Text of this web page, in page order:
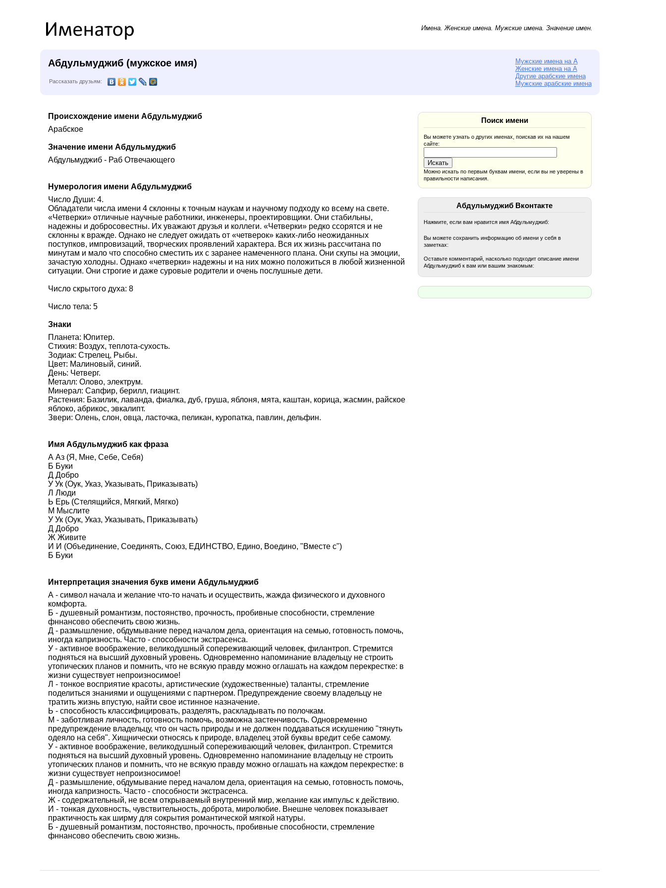
Имена.Женские имена.Мужские имена. Значение имен.
Абдульмуджиб (мужское имя)
Мужские имена на А
Женские имена на А
Другие арабские имена
Мужские арабские имена
Рассказать друзьям:
Происхождение имени Абдульмуджиб
Арабское
Значение имени Абдульмуджиб
Абдульмуджиб - Раб Отвечающего
Нумерология имени Абдульмуджиб
Число Души: 4.
Обладатели числа имени 4 склонны к точным наукам и научному подходу ко всему на свете.
«Четверки» отличные научные работники, инженеры, проектировщики. Они стабильны,
надежны и добросовестны. Их уважают друзья и коллеги. «Четверки» редко ссорятся и не
склонны к вражде. Однако не следует ожидать от «четверок» каких-либо неожиданных
поступков, импровизаций, творческих проявлений характера. Вся их жизнь рассчитана по
минутам и мало что способно сместить их с заранее намеченного плана. Они скупы на эмоции,
зачастую холодны. Однако «четверки» надежны и на них можно положиться в любой жизненной
ситуации. Они строгие и даже суровые родители и очень послушные дети.
Число скрытого духа: 8
Число тела: 5
Знаки
Планета: Юпитер.
Стихия: Воздух, теплота-сухость.
Зодиак: Стрелец, Рыбы.
Цвет: Малиновый, синий.
День: Четверг.
Металл: Олово, электрум.
Минерал: Сапфир, берилл, гиацинт.
Растения: Базилик, лаванда, фиалка, дуб, груша, яблоня, мята, каштан, корица, жасмин, райское
яблоко, абрикос, эвкалипт.
Звери: Олень, слон, овца, ласточка, пеликан, куропатка, павлин, дельфин.
Имя Абдульмуджиб как фраза
А Аз (Я, Мне, Себе, Себя)
Б Буки
Д Добро
У Ук (Оук, Указ, Указывать, Приказывать)
Л Люди
Ь Ерь (Стелящийся, Мягкий, Мягко)
М Мыслите
У Ук (Оук, Указ, Указывать, Приказывать)
Д Добро
Ж Живите
И И (Объединение, Соединять, Союз, ЕДИНСТВО, Едино, Воедино, "Вместе с")
Б Буки
Интерпретация значения букв имени Абдульмуджиб
А - символ начала и желание что-то начать и осуществить, жажда физического и духовного
комфорта.
Б - душевный романтизм, постоянство, прочность, пробивные способности, стремление
фннансово обеспечить свою жизнь.
Д - размышление, обдумывание перед началом дела, ориентация на семью, готовность помочь,
иногда капризность. Часто - способности экстрасенса.
У - активное воображение, великодушный сопереживающий человек, филантроп. Стремится
подняться на высший духовный уровень. Одновременно напоминание владельцу не строить
утопических планов и помнить, что не всякую правду можно оглашать на каждом перекрестке: в
жизни существует непроизносимое!
Л - тонкое восприятие красоты, артистические (художественные) таланты, стремление
поделиться знаниями и ощущениями с партнером. Предупреждение своему владельцу не
тратить жизнь впустую, найти свое истинное назначение.
Ь - способность классифицировать, разделять, раскладывать по полочкам.
М - заботливая личность, готовность помочь, возможна застенчивость. Одновременно
предупреждение владельцу, что он часть природы и не должен поддаваться искушению "тянуть
одеяло на себя". Хищнически относясь к природе, владелец этой буквы вредит себе самому.
У - активное воображение, великодушный сопереживающий человек, филантроп. Стремится
подняться на высший духовный уровень. Одновременно напоминание владельцу не строить
утопических планов и помнить, что не всякую правду можно оглашать на каждом перекрестке: в
жизни существует непроизносимое!
Д - размышление, обдумывание перед началом дела, ориентация на семью, готовность помочь,
иногда капризность. Часто - способности экстрасенса.
Ж - содержательный, не всем открываемый внутренний мир, желание как импульс к действию.
И - тонкая духовность, чувствительность, доброта, миролюбие. Внешне человек показывает
практичность как ширму для сокрытия романтической мягкой натуры.
Б - душевный романтизм, постоянство, прочность, пробивные способности, стремление
фннансово обеспечить свою жизнь.
Поиск имени
Вы можете узнать о других именах, поискав их на нашем
сайте:
Можно искать по первым буквам имени, если вы не уверены в
правильности написания.
Абдульмуджиб Вконтакте
Нажмите, если вам нравится имя Абдульмуджиб:
Вы можете сохранить информацию об имени у себя в
заметках:
Оставьте комментарий, насколько подходит описание имени
Абдульмуджиб к вам или вашим знакомым: